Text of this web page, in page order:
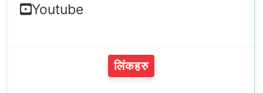
Youtube
लिंकहरु